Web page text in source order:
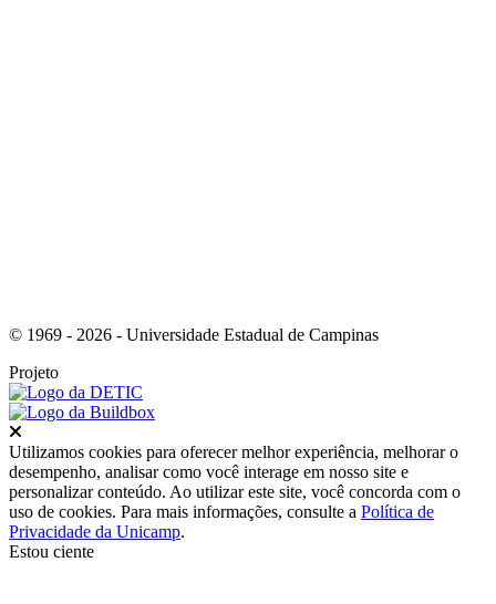
© 1969 - 2026 - Universidade Estadual de Campinas
Projeto
Utilizamos cookies para oferecer melhor experiência, melhorar o
desempenho, analisar como você interage em nosso site e
personalizar conteúdo. Ao utilizar este site, você concorda com o
uso de cookies. Para mais informações, consulte a Política de
Privacidade da Unicamp.
Estou ciente